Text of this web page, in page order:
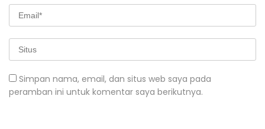
Simpan nama, email, dan situs web saya pada
peramban ini untuk komentar saya berikutnya.